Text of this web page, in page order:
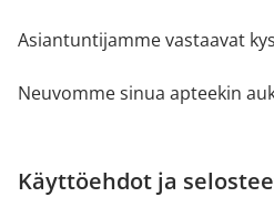
Asiantuntijamme vastaavat
Neuvomme sinua apteekin
Käyttöehdot ja